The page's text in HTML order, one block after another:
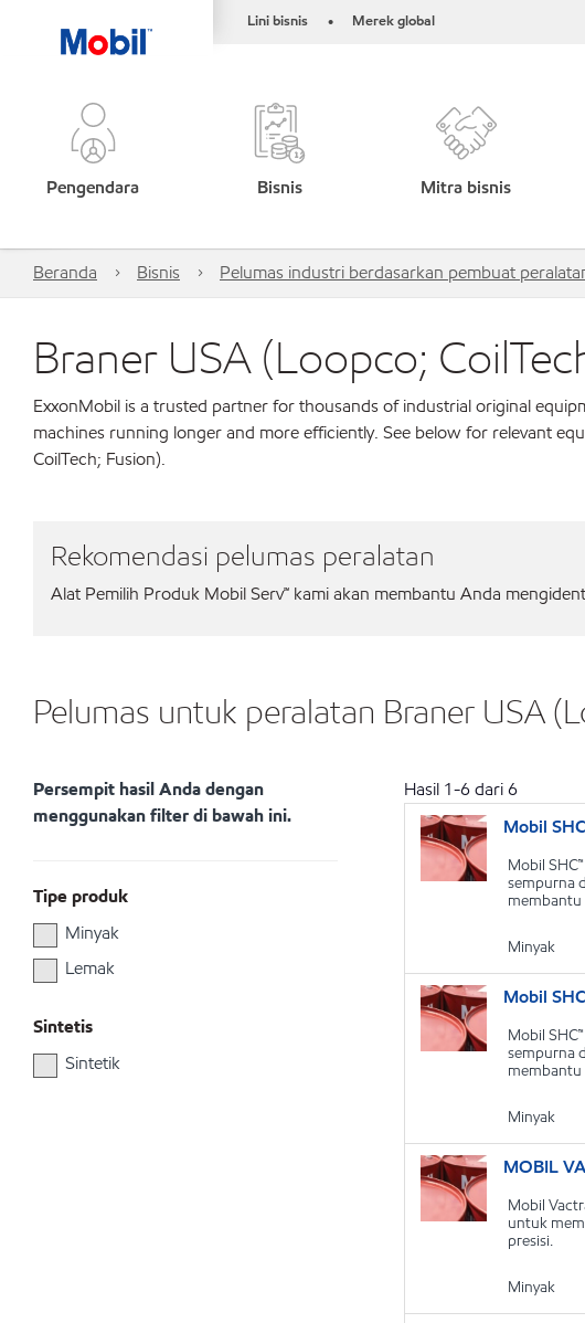
Lini bisnis • Merek global
Pengendara Bisnis Mitra bisnis
Beranda Bisnis Pelumas industri berdasarkan pembuat
Braner USA (Loopco;
ExxonMobil is a trusted partner for thousands of industrial original
machines running longer and more efficiently. See below for relevant
CoilTech; Fusion).
Rekomendasi pelumas peralatan
Alat Pemilih Produk Mobil Serv℠ kami akan membantu Anda
Pelumas untuk peralatan Braner USA
Persempit hasil Anda dengan
menggunakan filter di bawah ini.
Tipe produk
Minyak
Lemak
Sintetis
Sintetik
Hasil 1-6dari6
Mobil
Mobil
sempurna
Minyak
Mobil
Mobil
sempurna
Minyak
MOBIL
Mobil
untuk
presisi.
Minyak